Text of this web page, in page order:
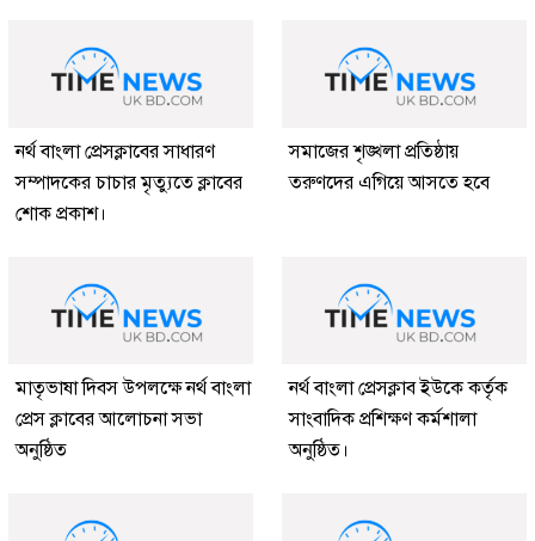
নর্থ বাংলা প্রেসক্লাবের সাধারণ
সম্পাদকের চাচার মৃত্যুতে ক্লাবের
শোক প্রকাশ।
সমাজের শৃঙ্খলা প্রতিষ্ঠায়
তরুণদের এগিয়ে আসতে হবে
মাতৃভাষা দিবস উপলক্ষে নর্থ বাংলা
প্রেস ক্লাবের আলোচনা সভা
অনুষ্ঠিত
নর্থ বাংলা প্রেসক্লাব ইউকে কর্তৃক
সাংবাদিক প্রশিক্ষণ কর্মশালা
অনুষ্ঠিত।